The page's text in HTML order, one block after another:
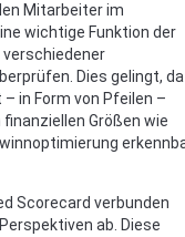
Mitarbeiter im
wichtige Funktion der
Dies gelingt, da
in Form von Pfeilen –
Größen wie
Scorecard verbunden
ab. Diese